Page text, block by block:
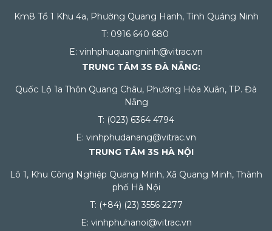
Km8 Tổ 1 Khu 4a, Phường Quang Hanh, Tỉnh Quảng Ninh
T: 0916 640 680
E: vinhphuquangninh@vitrac.vn
TRUNG TÂM 3S ĐÀ NẴNG:
Quốc Lộ 1a Thôn Quang Châu, Phường Hòa Xuân, TP. Đà
Nẵng
T: (023) 6364 4794
E: vinhphudanang@vitrac.vn
TRUNG TÂM 3S HÀ NỘI
Lô 1, Khu Công Nghiệp Quang Minh, Xã Quang Minh, Thành
phố Hà Nội
T: (+84) (23) 3556 2277
E: vinhphuhanoi@vitrac.vn